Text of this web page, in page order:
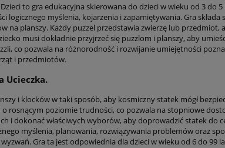
to gra edukacyjna skierowana do dzieci w wieku od 3 do
logicznego myślenia, kojarzenia i zapamiętywania. Gra
na planszy. Każdy puzzel przedstawia zwierzę lub
musi dokładnie przyjrzeć się puzzlom i planszy, aby
co pozwala na różnorodność i rozwijanie umiejętności
i przedmiotów.
Ucieczka.
i klocków w taki sposób, aby kosmiczny statek mógł
o rosnącym poziomie trudności, co pozwala na stopniowe
i dokonać właściwych wyborów, aby doprowadzić statek do
myślenia, planowania, rozwiązywania problemów oraz
Gra ta jest odpowiednia dla dzieci w wieku od 6 do 99